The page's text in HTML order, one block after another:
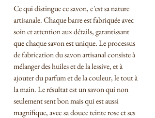
Ce qui distingue ce savon, c'est sa nature
artisanale. Chaque barre est fabriquée avec
soin et attention aux détails, garantissant
que chaque savon est unique. Le processus
de fabrication du savon artisanal consiste à
mélanger des huiles et de la lessive, et à
ajouter du parfum et de la couleur, le tout à
la main. Le résultat est un savon qui non
seulement sent bon mais qui est aussi
magnifique, avec sa douce teinte rose et ses